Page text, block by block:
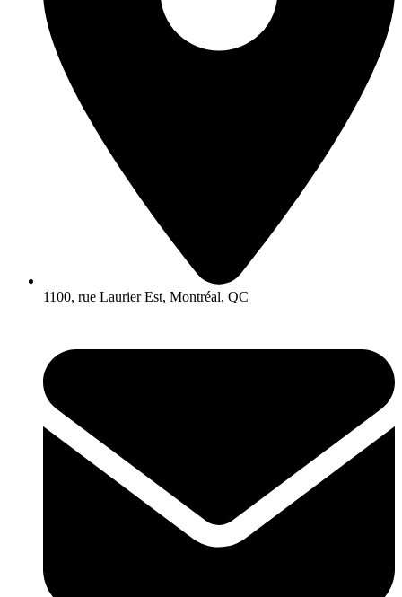
1100, rue Laurier Est, Montréal, QC